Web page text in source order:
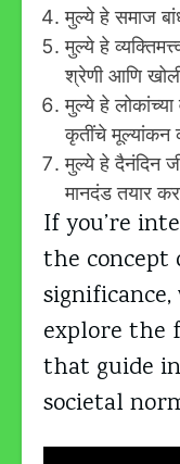
मुल्ये हे समाज
मुल्ये हे
श्रेणी आणि
मुल्ये हे लोकांच्या
कृतींचे मूल्यांकन
मुल्ये हे दैनंदिन
मानदंड तयार
If you’re
the concept
explore the
that guide
societal